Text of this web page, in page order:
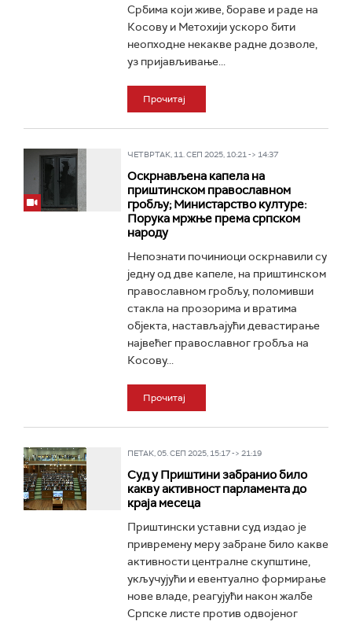
Србима који живе, бораве и раде на
Косову и Метохији ускоро бити
неопходне некакве радне дозволе,
уз пријављивање...
Прочитај
ЧЕТВРТАК, 11. СЕП 2025, 10:21 -> 14:37
Оскрнављена капела на
приштинском православном
гробљу; Министарство културе:
Порука мржње према српском
народу
Непознати починиоци оскрнавили су
једну од две капеле, на приштинском
православном гробљу, поломивши
стакла на прозорима и вратима
објекта, настављајући девастирање
највећег православног гробља на
Косову...
Прочитај
ПЕТАК, 05. СЕП 2025, 15:17 -> 21:19
Суд у Приштини забранио било
какву активност парламента до
краја месеца
Приштински уставни суд издао је
привремену меру забране било какве
активности централне скупштине,
укључујући и евентуално формирање
нове владе, реагујући након жалбе
Српске листе против одвојеног